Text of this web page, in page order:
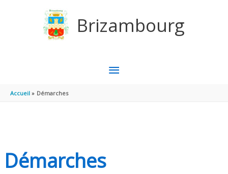
Brizambourg
MENU
Accueil Démarches
Démarches